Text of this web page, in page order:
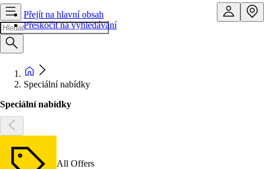
Přejít na hlavní obsah
Přeskočit na vyhledávání
Speciální nabídky
Speciální nabídky
All Offers